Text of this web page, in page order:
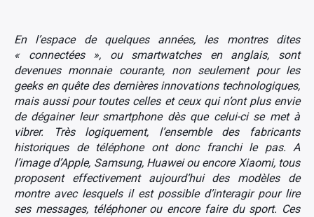
En l’espace de quelques années, les montres dites
« connectées », ou smartwatches en anglais, sont
devenues monnaie courante, non seulement pour les
geeks en quête des dernières innovations technologiques,
mais aussi pour toutes celles et ceux qui n’ont plus envie
de dégainer leur smartphone dès que celui-ci se met à
vibrer. Très logiquement, l’ensemble des fabricants
historiques de téléphone ont donc franchi le pas. A
l’image d’Apple, Samsung, Huawei ou encore Xiaomi, tous
proposent effectivement aujourd’hui des modèles de
montre avec lesquels il est possible d’interagir pour lire
ses messages, téléphoner ou encore faire du sport. Ces